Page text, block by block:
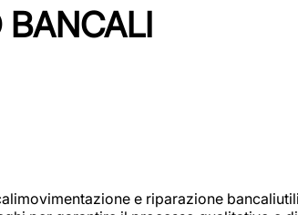
BANCALI
e riparazione